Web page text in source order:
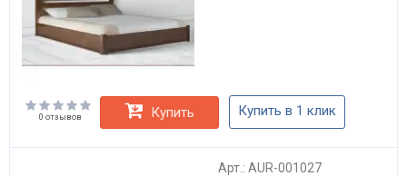
0 отзывов Купить Купить в 1 клик
Арт.: AUR-001027